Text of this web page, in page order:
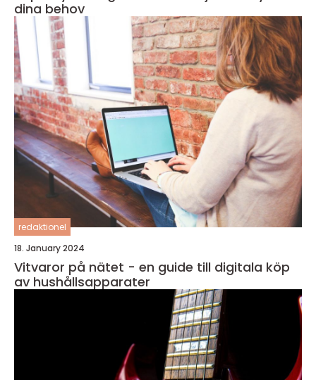
dina behov
redaktionel
18. January 2024
Vitvaror på nätet - en guide till digitala köp
av hushållsapparater